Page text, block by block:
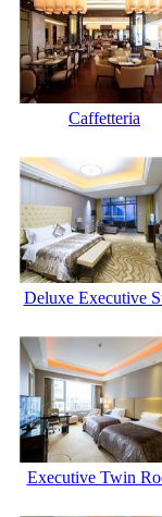
Caffetteria
Deluxe Executive
Executive Twin